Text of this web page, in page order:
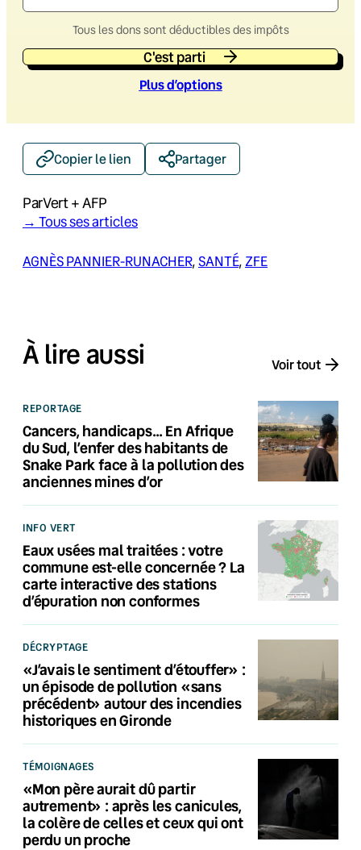
Tous les dons sont déductibles des impôts
C'est parti
Plus d’options
Copier le lien Partager
ParVert + AFP
→ Tous ses articles
AGNÈS PANNIER-RUNACHER, SANTÉ, ZFE
À lire aussi Voir tout
REPORTAGE
Cancers, handicaps… En Afrique
du Sud, l’enfer des habitants de
Snake Park face à la pollution des
anciennes mines d’or
INFO VERT
Eaux usées mal traitées : votre
commune est-elle concernée ? La
carte interactive des stations
d’épuration non conformes
DÉCRYPTAGE
«J’avais le sentiment d’étouffer» :
un épisode de pollution «sans
précédent» autour des incendies
historiques en Gironde
TÉMOIGNAGES
«Mon père aurait dû partir
autrement» : après les canicules,
la colère de celles et ceux qui ont
perdu un proche